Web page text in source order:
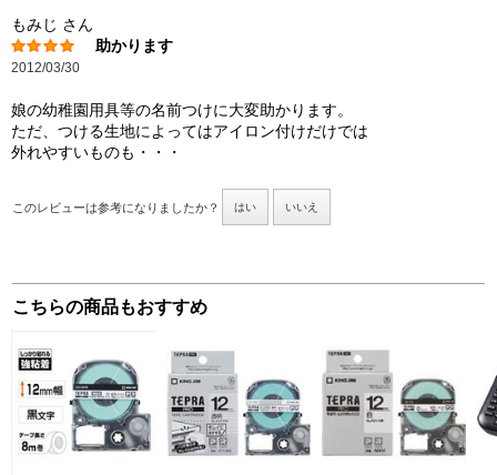
もみじ さん
助かります
2012/03/30
娘の幼稚園用具等の名前つけに大変助かります。
ただ、つける生地によってはアイロン付けだけでは
外れやすいものも・・・
このレビューは参考になりましたか？ はい いいえ
こちらの商品もおすすめ